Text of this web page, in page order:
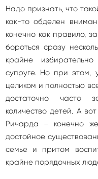
Надо признать, что
как-то обделен
конечно как правило,
бороться сразу
крайне
супруге. Но при этом,
целиком и полностью
достаточно часто
количество детей. А
Ричарда – конечно
достойное
семье и притом
крайне порядочных